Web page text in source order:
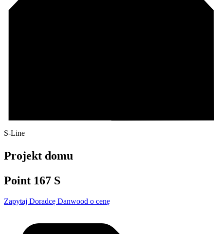
S-Line
Projekt domu
Point 167 S
Zapytaj Doradcę Danwood o cenę